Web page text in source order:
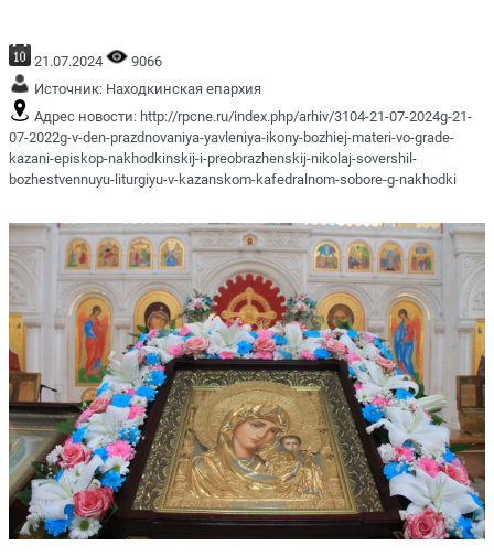
21.07.2024
9066
Источник: Находкинская епархия
Адрес новости: http://rpcne.ru/index.php/arhiv/3104-21-07-2024g-21-
07-2022g-v-den-prazdnovaniya-yavleniya-ikony-bozhiej-materi-vo-grade-
kazani-episkop-nakhodkinskij-i-preobrazhenskij-nikolaj-sovershil-
bozhestvennuyu-liturgiyu-v-kazanskom-kafedralnom-sobore-g-nakhodki